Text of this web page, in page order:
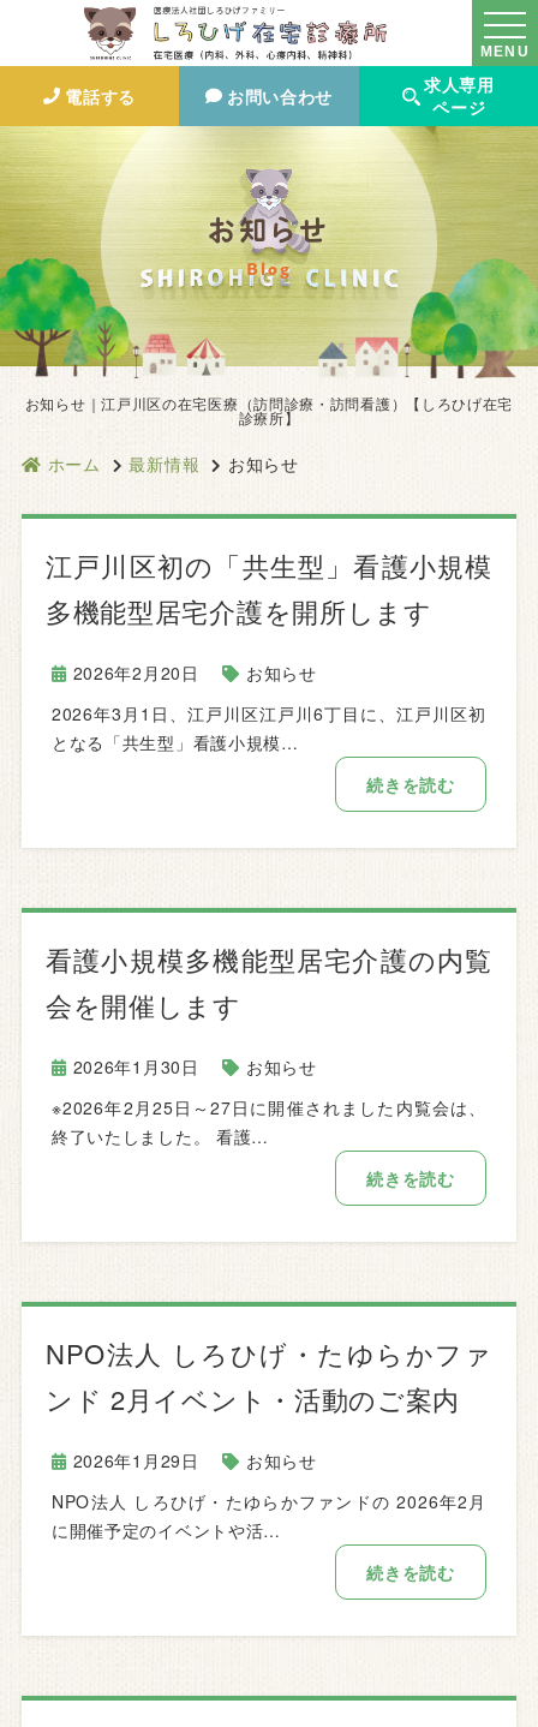
MENU
電話する お問い合わせ
求人専用
ページ
お知らせ
Blog
お知らせ｜江戸川区の在宅医療（訪問診療・訪問看護）【しろひげ在宅
診療所】
ホーム 最新情報 お知らせ
江戸川区初の「共生型」看護小規模
多機能型居宅介護を開所します
2026年2月20日
お知らせ
2026年3月1日、江戸川区江戸川6丁目に、江戸川区初
となる「共生型」看護小規模…
続きを読む
看護小規模多機能型居宅介護の内覧
会を開催します
2026年1月30日
お知らせ
※2026年2月25日～27日に開催されました内覧会は、
終了いたしました。 看護…
続きを読む
NPO法人 しろひげ・たゆらかファ
ンド 2月イベント・活動のご案内
2026年1月29日
お知らせ
NPO法人 しろひげ・たゆらかファンドの 2026年2月
に開催予定のイベントや活…
続きを読む